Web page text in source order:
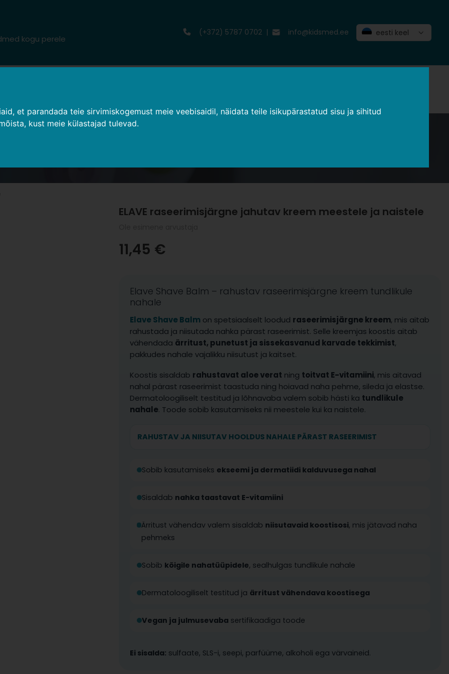
et parandada teie sirvimiskogemust meie veebisaidil, näidata teile isikupärastatud sisu ja sihitud
kust meie külastajad tulevad.
kogu perele
(+372) 5787 0702 | info@kidsmed.ee Languageeesti keel
jahutav kreem meestele ja naistele
ELAVE raseerimisjärgne jahutav kreem meestele ja naistele
11,45 €
Elave Shave Balm – rahustav raseerimisjärgne kreem tundlikule
nahale
Elave Shave Balm on spetsiaalselt loodud raseerimisjärgne kreem, mis aitab
rahustada ja niisutada nahka pärast raseerimist. Selle kreemjas koostis aitab
vähendada ärritust, punetust ja sissekasvanud karvade tekkimist,
pakkudes nahale vajalikku niisutust ja kaitset.
Koostis sisaldab rahustavat aloe verat ning toitvat E-vitamiini, mis aitavad
nahal pärast raseerimist taastuda ning hoiavad naha pehme, sileda ja elastse.
Dermatoloogiliselt testitud ja lõhnavaba valem sobib hästi ka tundlikule
nahale. Toode sobib kasutamiseks nii meestele kui ka naistele.
RAHUSTAV JA NIISUTAV HOOLDUS NAHALE PÄRAST RASEERIMIST
Sobib kasutamiseks ekseemi ja dermatiidi kalduvusega nahal
Sisaldab nahka taastavat E-vitamiini
Ärritust vähendav valem sisaldab niisutavaid koostisosi, mis jätavad naha
pehmeks
Sobib kõigile nahatüüpidele, sealhulgas tundlikule nahale
Dermatoloogiliselt testitud ja ärritust vähendava koostisega
Vegan ja julmusevaba sertifikaadiga toode
Ei sisalda: sulfaate, SLS-i, seepi, parfüüme, alkoholi ega värvaineid.